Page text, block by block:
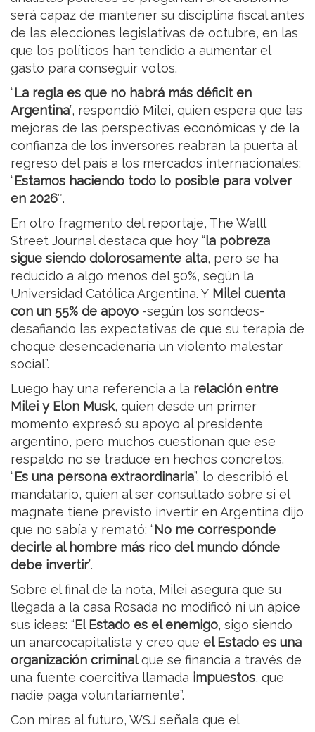
será capaz de mantener su disciplina fiscal antes
de las elecciones legislativas de octubre, en las
que los políticos han tendido a aumentar el
gasto para conseguir votos.
“La regla es que no habrá más déficit en
Argentina”, respondió Milei, quien espera que las
mejoras de las perspectivas económicas y de la
confianza de los inversores reabran la puerta al
regreso del país a los mercados internacionales:
“Estamos haciendo todo lo posible para volver
en 2026″.
En otro fragmento del reportaje, The Walll
Street Journal destaca que hoy “la pobreza
sigue siendo dolorosamente alta, pero se ha
reducido a algo menos del 50%, según la
Universidad Católica Argentina. Y Milei cuenta
con un 55% de apoyo -según los sondeos-
desafiando las expectativas de que su terapia de
choque desencadenaría un violento malestar
social”.
Luego hay una referencia a la relación entre
Milei y Elon Musk, quien desde un primer
momento expresó su apoyo al presidente
argentino, pero muchos cuestionan que ese
respaldo no se traduce en hechos concretos.
“Es una persona extraordinaria”, lo describió el
mandatario, quien al ser consultado sobre si el
magnate tiene previsto invertir en Argentina dijo
que no sabía y remató: “No me corresponde
decirle al hombre más rico del mundo dónde
debe invertir”.
Sobre el final de la nota, Milei asegura que su
llegada a la casa Rosada no modificó ni un ápice
sus ideas: “El Estado es el enemigo, sigo siendo
un anarcocapitalista y creo que el Estado es una
organización criminalque se financia a través de
una fuente coercitiva llamada impuestos, que
nadie paga voluntariamente”.
Con miras al futuro, WSJ señala que el